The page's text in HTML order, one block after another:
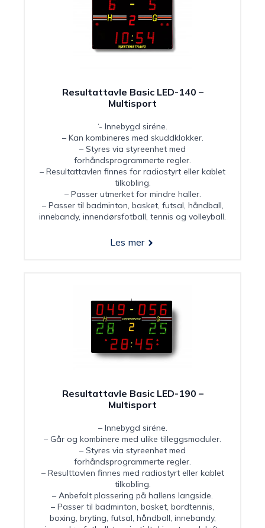
Resultattavle Basic LED-140 –
Multisport
‘- Innebygd siréne.
– Kan kombineres med skuddklokker.
– Styres via styreenhet med
forhåndsprogrammerte regler.
– Resultattavlen finnes for radiostyrt eller kablet
tilkobling.
– Passer utmerket for mindre haller.
– Passer til badminton, basket, futsal, håndball,
innebandy, innendørsfotball, tennis og volleyball.
Les mer
Resultattavle Basic LED-190 –
Multisport
– Innebygd siréne.
– Går og kombinere med ulike tilleggsmoduler.
– Styres via styreenhet med
forhåndsprogrammerte regler.
– Resulttavlen finnes med radiostyrt eller kablet
tilkobling.
– Anbefalt plassering på hallens langside.
– Passer til badminton, basket, bordtennis,
boxing, bryting, futsal, håndball, innebandy,